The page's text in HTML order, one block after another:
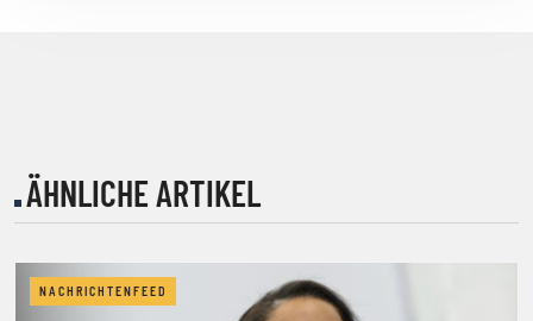
ÄHNLICHE ARTIKEL
NACHRICHTENFEED